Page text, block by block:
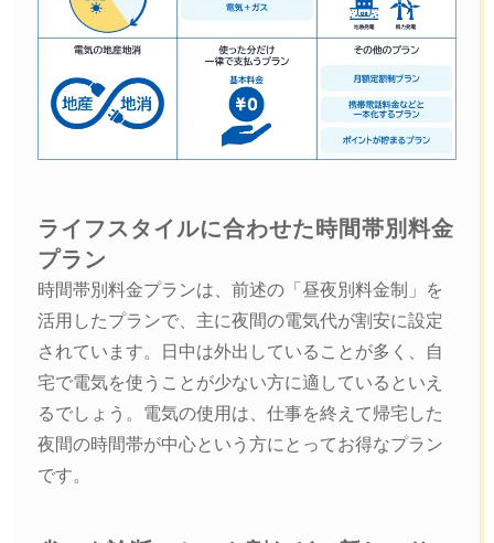
ライフスタイルに合わせた時間帯別料金
プラン
時間帯別料金プランは、前述の「昼夜別料金制」を
活用したプランで、主に夜間の電気代が割安に設定
されています。日中は外出していることが多く、自
宅で電気を使うことが少ない方に適しているといえ
るでしょう。電気の使用は、仕事を終えて帰宅した
夜間の時間帯が中心という方にとってお得なプラン
です。